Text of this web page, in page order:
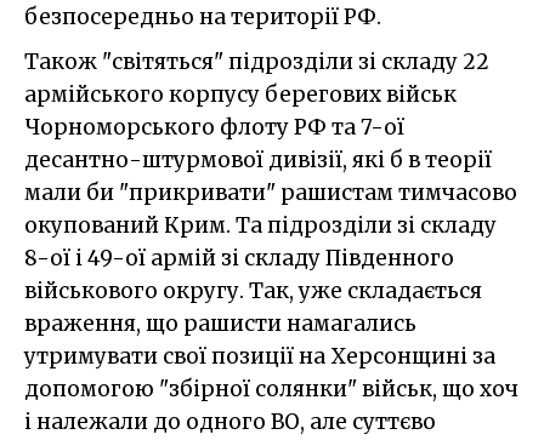
безпосередньо на території РФ.
Також "світяться" підрозділи зі складу 22
армійського корпусу берегових військ
Чорноморського флоту РФ та 7-ої
десантно-штурмової дивізії, які б в теорії
мали би "прикривати" рашистам тимчасово
окупований Крим. Та підрозділи зі складу
8-ої і 49-ої армій зі складу Південного
військового округу. Так, уже складається
враження, що рашисти намагались
утримувати свої позиції на Херсонщині за
допомогою "збірної солянки" військ, що хоч
і належали до одного ВО, але суттєво